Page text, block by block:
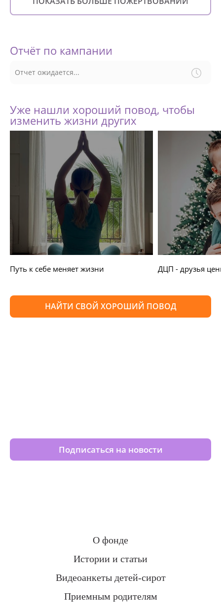
Отчёт по кампании
Отчет ожидается...
Уже нашли хороший повод, чтобы
изменить жизни других
Путь к себе меняет жизни ДЦП - друзья
НАЙТИ СВОЙ ХОРОШИЙ ПОВОД
Подписаться на новости
О фонде
Истории и статьи
Видеоанкеты детей-сирот
Приемным родителям